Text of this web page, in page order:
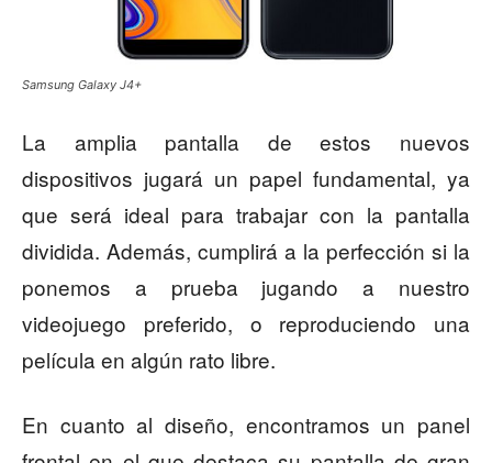
Samsung Galaxy J4+
La amplia pantalla de estos nuevos
dispositivos jugará un papel fundamental, ya
que será ideal para trabajar con la pantalla
dividida. Además, cumplirá a la perfección si la
ponemos a prueba jugando a nuestro
videojuego preferido, o reproduciendo una
película en algún rato libre.
En cuanto al diseño, encontramos un panel